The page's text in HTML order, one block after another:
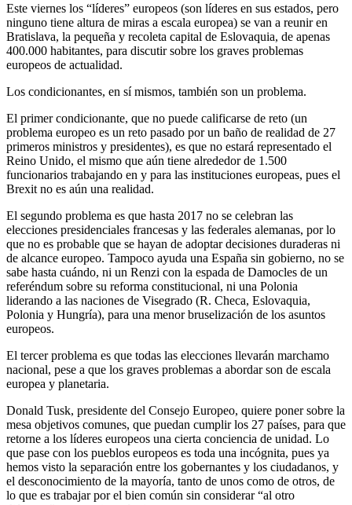
Este viernes los “líderes” europeos (son líderes en sus estados, pero
ninguno tiene altura de miras a escala europea) se van a reunir en
Bratislava, la pequeña y recoleta capital de Eslovaquia, de apenas
400.000 habitantes, para discutir sobre los graves problemas
europeos de actualidad.
Los condicionantes, en sí mismos, también son un problema.
El primer condicionante, que no puede calificarse de reto (un
problema europeo es un reto pasado por un baño de realidad de 27
primeros ministros y presidentes), es que no estará representado el
Reino Unido, el mismo que aún tiene alrededor de 1.500
funcionarios trabajando en y para las instituciones europeas, pues el
Brexit no es aún una realidad.
El segundo problema es que hasta 2017 no se celebran las
elecciones presidenciales francesas y las federales alemanas, por lo
que no es probable que se hayan de adoptar decisiones duraderas ni
de alcance europeo. Tampoco ayuda una España sin gobierno, no se
sabe hasta cuándo, ni un Renzi con la espada de Damocles de un
referéndum sobre su reforma constitucional, ni una Polonia
liderando a las naciones de Visegrado (R. Checa, Eslovaquia,
Polonia y Hungría), para una menor bruselización de los asuntos
europeos.
El tercer problema es que todas las elecciones llevarán marchamo
nacional, pese a que los graves problemas a abordar son de escala
europea y planetaria.
Donald Tusk, presidente del Consejo Europeo, quiere poner sobre la
mesa objetivos comunes, que puedan cumplir los 27 países, para que
retorne a los líderes europeos una cierta conciencia de unidad. Lo
que pase con los pueblos europeos es toda una incógnita, pues ya
hemos visto la separación entre los gobernantes y los ciudadanos, y
el desconocimiento de la mayoría, tanto de unos como de otros, de
lo que es trabajar por el bien común sin considerar “al otro